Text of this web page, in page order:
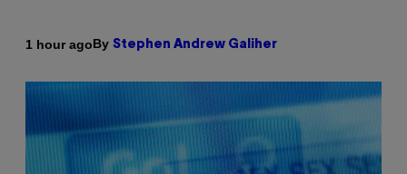
1 hour agoBy Stephen Andrew Galiher